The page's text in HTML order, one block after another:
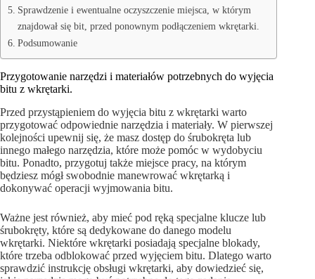
Sprawdzenie i ewentualne oczyszczenie miejsca, w którym
znajdował się bit, przed ponownym podłączeniem wkrętarki.
Podsumowanie
Przygotowanie narzędzi i materiałów potrzebnych do wyjęcia
bitu z wkrętarki.
Przed przystąpieniem do wyjęcia bitu z wkrętarki warto
przygotować odpowiednie narzędzia i materiały. W pierwszej
kolejności upewnij się, że masz dostęp do śrubokręta lub
innego małego narzędzia, które może pomóc w wydobyciu
bitu. Ponadto, przygotuj także miejsce pracy, na którym
będziesz mógł swobodnie manewrować wkrętarką i
dokonywać operacji wyjmowania bitu.
Ważne jest również, aby mieć pod ręką specjalne klucze lub
śrubokręty, które są dedykowane do danego modelu
wkrętarki. Niektóre wkrętarki posiadają specjalne blokady,
które trzeba odblokować przed wyjęciem bitu. Dlatego warto
sprawdzić instrukcję obsługi wkrętarki, aby dowiedzieć się,